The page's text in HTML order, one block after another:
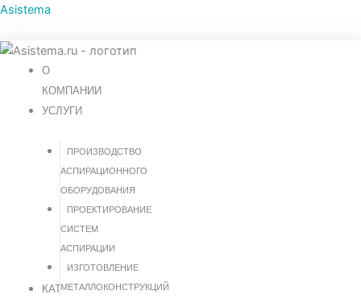
Перейти
содержимому
Asistema
О
КОМПАНИИ
УСЛУГИ
ПРОИЗВОДСТВО
АСПИРАЦИОННОГО
ОБОРУДОВАНИЯ
ПРОЕКТИРОВАНИЕ
СИСТЕМ
АСПИРАЦИИ
ИЗГОТОВЛЕНИЕ
МЕТАЛЛОКОНСТРУКЦИЙ
КАТАЛОГ
Количество
ФМ-10
компакт